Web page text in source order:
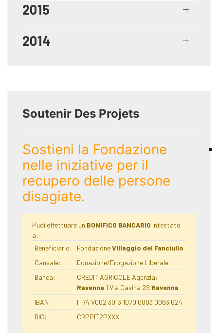
2015
2014
Soutenir Des Projets
Sostieni la Fondazione
nelle iniziative per il
recupero delle persone
disagiate.
Puoi effettuare un BONIFICO BANCARIO intestato
a:
Beneficiario:
FondazioneVillaggio del Fanciullo
Causale:
Donazione/Erogazione Liberale
Banca:
CREDIT AGRICOLE Agenzia:
Ravenna 1 Via Cavina 29 Ravenna
IBAN:
IT74 V062 3013 1070 0003 0083 624
BIC:
CRPPIT2PXXX